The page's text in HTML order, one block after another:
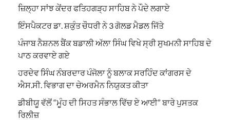
ਜ਼ਿਲ੍ਹਾ ਸਾਂਝ ਕੇਂਦਰ ਫਤਿਹਗੜ੍ਹ ਸਾਹਿਬ ਨੇ ਪੌਦੇ ਲਗਾਏ
ਇੰਸਪੈਕਟਰ ਡਾ. ਸ਼ਕੁੰਤ ਚੌਧਰੀ ਨੇ 3 ਗੋਲਡ ਮੈਡਲ ਜਿੱਤੇ
ਪੰਜਾਬ ਨੈਸ਼ਨਲ ਬੈਂਕ ਬਡਾਲੀ ਅੱਲਾ ਸਿੰਘ ਵਿਖੇ ਸ੍ਰੀ ਸੁਖਮਨੀ ਸਾਹਿਬ ਦੇ
ਪਾਠ ਕਰਵਾਏ ਗਏ
ਹਰਦੇਵ ਸਿੰਘ ਨੰਬਰਦਾਰ ਪੰਜੋਲਾ ਨੂੰ ਬਲਾਕ ਸਰਹਿੰਦ ਕਾਂਗਰਸ ਦੇ
ਐਸ.ਸੀ. ਵਿਭਾਗ ਦਾ ਚੇਅਰਮੈਨ ਨਿਯੁਕਤ ਕੀਤਾ
ਡੀਬੀਯੂ ਵੱਲੋਂ “ਮੂੰਹ ਦੀ ਸਿਹਤ ਸੰਭਾਲ ਵਿੱਚ ਏ ਆਈ” ਬਾਰੇ ਪੁਸਤਕ
ਰਿਲੀਜ਼